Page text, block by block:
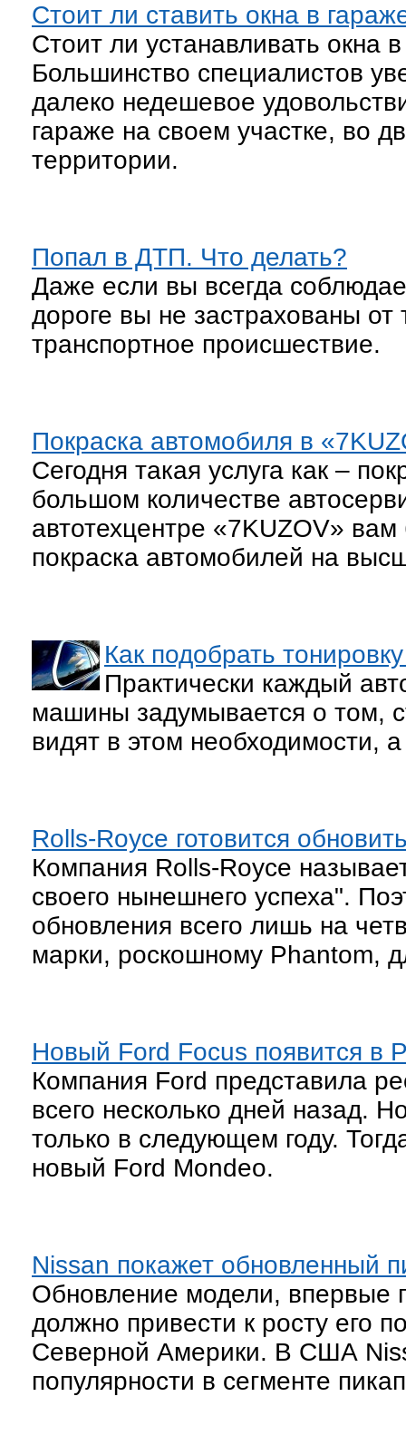
Стоит ли ставить окна в
Стоит ли устанавливать
Большинство специалистов
далеко недешевое
гараже на своем участке, во
территории.
Попал в ДТП. Что делать?
Даже если вы всегда
дороге вы не застрахованы от
транспортное происшествие.
Покраска автомобиля в
Сегодня такая услуга как –
большом количестве
автотехцентре «7KUZOV»
покраска автомобилей на
Как подобрать
Практически каждый
машины задумывается о том,
видят в этом необходимости,
Rolls-Royce готовится
Компания Rolls-Royce
своего нынешнего успеха".
обновления всего лишь на
марки, роскошному Phantom,
Новый Ford Focus появится в
Компания Ford представила
всего несколько дней назад.
только в следующем году.
новый Ford Mondeo.
Nissan покажет обновленный
Обновление модели, впервые
должно привести к росту его
Северной Америки. В США
популярности в сегменте